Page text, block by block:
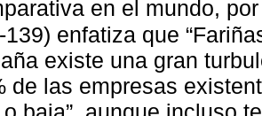
en el mundo,
139) enfatiza que
existe una gran
de las empresas